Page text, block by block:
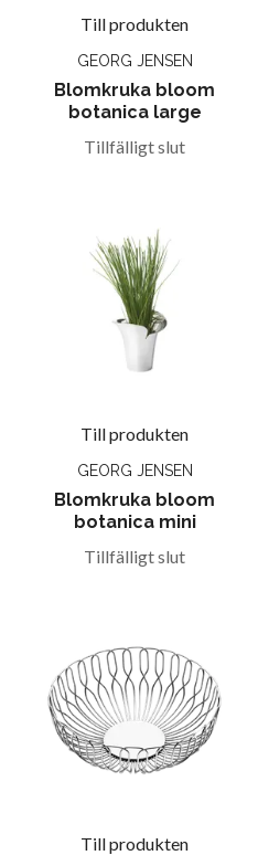
Till produkten
GEORG JENSEN
Blomkruka bloom
botanica large
Tillfälligt slut
Till produkten
GEORG JENSEN
Blomkruka bloom
botanica mini
Tillfälligt slut
Till produkten